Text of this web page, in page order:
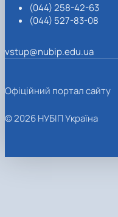
(044) 258-42-63
(044) 527-83-08
vstup@nubip.edu.ua
Офіційний портал сайту
© 2026 НУБІП Україна